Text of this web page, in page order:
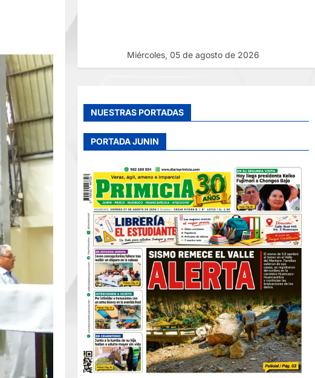
Miércoles, 05 de agosto de 2026
NUESTRAS PORTADAS
PORTADA JUNIN